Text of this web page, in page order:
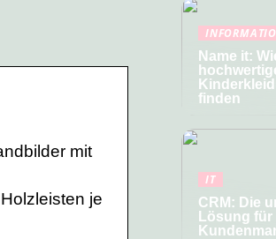
mit
je
Name it:
finden
IT
CRM: Die
Lösung